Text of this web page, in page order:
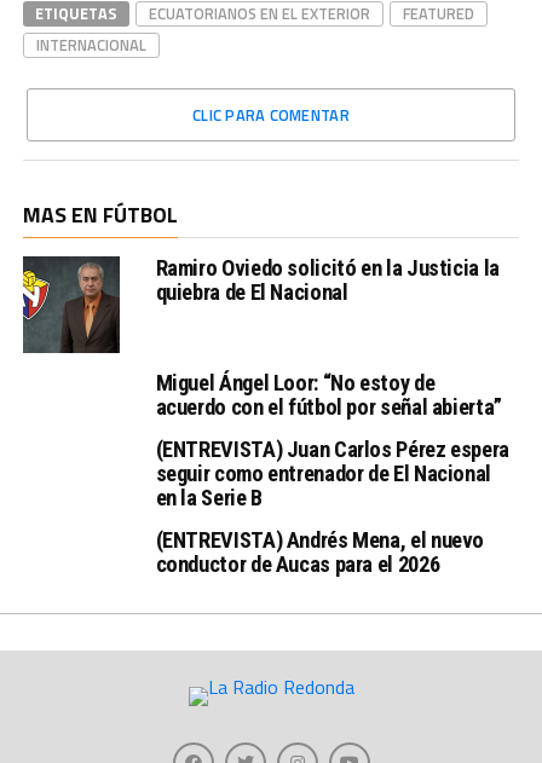
ETIQUETAS ECUATORIANOS EN EL EXTERIOR
FEATURED
INTERNACIONAL
CLIC PARA COMENTAR
MAS EN FÚTBOL
Ramiro Oviedo solicitó en la Justicia la
quiebra de El Nacional
Miguel Ángel Loor: “No estoy de
acuerdo con el fútbol por señal abierta”
(ENTREVISTA) Juan Carlos Pérez espera
seguir como entrenador de El Nacional
en la Serie B
(ENTREVISTA) Andrés Mena, el nuevo
conductor de Aucas para el 2026